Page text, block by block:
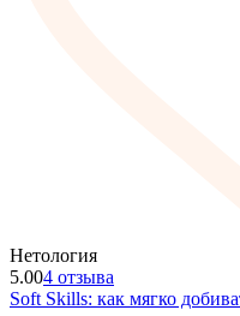
Нетология
5.004 отзыва
Soft Skills: как мягко